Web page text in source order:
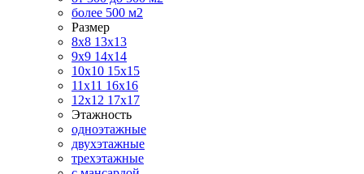
более 500 м2
Размер
8х8 13х13
9х9 14х14
10х10 15х15
11x11 16х16
12х12 17х17
Этажность
одноэтажные
двухэтажные
трехэтажные